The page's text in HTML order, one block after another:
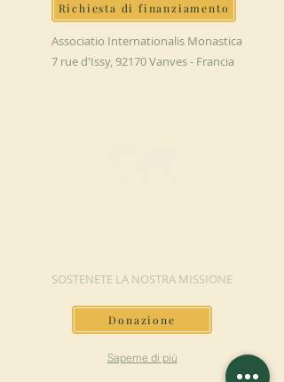
Richiesta di finanziamento
Associatio Internationalis Monastica
7 rue d'Issy, 92170 Vanves - Francia
SOSTENETE LA NOSTRA MISSIONE
Donazione
Saperne di più